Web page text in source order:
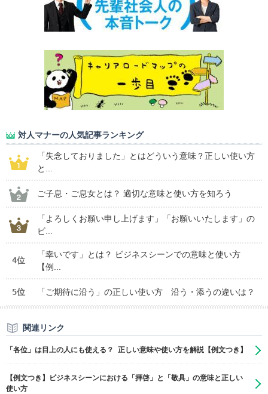
対人マナーの人気記事ランキング
「失念しておりました」とはどういう意味？正しい使い方
と...
ご子息・ご息女とは？ 適切な意味と使い方を知ろう
「よろしくお願い申し上げます」「お願いいたします」の
ビ...
4位
「幸いです」とは？ ビジネスシーンでの意味と使い方
【例...
5位 「ご期待に沿う」の正しい使い方 沿う・添うの違いは？
関連リンク
「各位」は目上の人にも使える？ 正しい意味や使い方を解説【例文つき】
【例文つき】ビジネスシーンにおける「拝啓」と「敬具」の意味と正しい
使い方